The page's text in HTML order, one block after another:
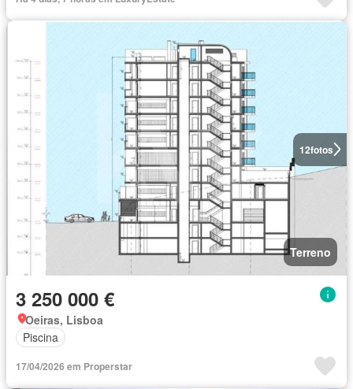
12fotos
Terreno
3 250 000 €
Oeiras, Lisboa
Piscina
17/04/2026 em Properstar